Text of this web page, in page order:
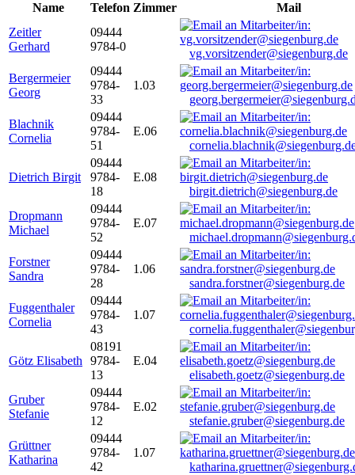
Name
Telefon Zimmer
Mail
Zeitler
Gerhard
09444
9784-0
vg.vorsitzender@siegenburg.de
Bergermeier
Georg
09444
9784-
33
1.03
Blachnik
Cornelia
09444
9784-
51
E.06
Dietrich Birgit
09444
9784-
18
E.08
birgit.dietrich@siegenburg.de
Dropmann
Michael
09444
9784-
52
E.07
Forstner
Sandra
09444
9784-
28
1.06
sandra.forstner@siegenburg.de
Fuggenthaler
Cornelia
09444
9784-
43
1.07
Götz Elisabeth
08191
9784-
13
E.04
elisabeth.goetz@siegenburg.de
Gruber
Stefanie
09444
9784-
12
E.02
stefanie.gruber@siegenburg.de
Grüttner
Katharina
09444
9784-
42
1.07